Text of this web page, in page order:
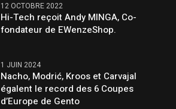
12 OCTOBRE 2022
Hi-Tech reçoit Andy MINGA, Co-
fondateur de EWenzeShop.
1 JUIN 2024
Nacho, Modrić, Kroos et Carvajal
égalent le record des 6 Coupes
d’Europe de Gento